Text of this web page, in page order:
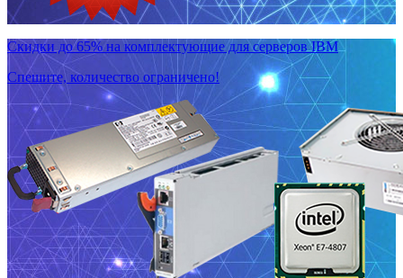
Скидки до 65% на комплектующие для серверов IBM
Спешите, количество ограничено!